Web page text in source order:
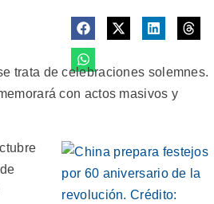
trata de celebraciones solemnes.
con actos masivos y